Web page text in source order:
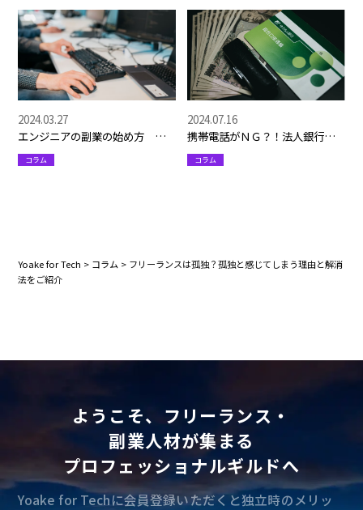
エンジニアの副業の始め方 お
すすめのエージェントサイト紹
介も
2024.03.27
コラム
携帯電話がＮＧ？！法人銀行口
座の開設の注意点
2024.07.16
コラム
Yoake for Tech > コラム > フリーランスは孤独？孤独と感じてしまう理由と解消
法をご紹介
ようこそ、フリーランス・
副業人材が集まる
プロフェッショナルギルドへ
Yoake for Techに会員登録いただくと独立時のメリッ